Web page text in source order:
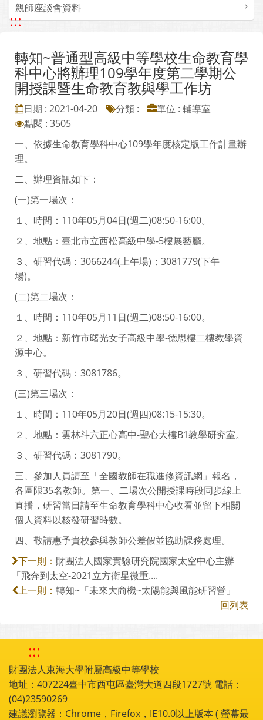
親師座談會資料
:::
轉知~普通型高級中等學校生命教育學
科中心將辦理109學年度第二學期公
開授課暨生命教育教與學工作坊
日期 : 2021-04-20 分類 :
單位 : 輔導室
點閱 : 3505
一、依據生命教育學科中心109學年度核定版工作計畫辦
理。
二、辦理資訊如下：
(一)第一場次：
１、時間：110年05月04日(週二)08:50-16:00。
２、地點：臺北市立西松高級中學-5樓展藝廳。
３、研習代碼：3066244(上午場)；3081779(下午
場)。
(二)第二場次：
１、時間：110年05月11日(週二)08:50-16:00。
２、地點：新竹市曙光女子高級中學-德思樓二樓教學資
源中心。
３、研習代碼：3081786。
(三)第三場次：
１、時間：110年05月20日(週四)08:15-15:30。
２、地點：雲林斗六正心高中-聖心大樓B1教學研究室。
３、研習代碼：3081790。
三、參加人員請至「全國教師在職進修資訊網」報名，
各區限35名教師。第一、二場次公開授課時段同步線上
直播，研習當日請至生命教育學科中心收看並留下相關
個人資料以核發研習時數。
四、敬請惠予貴校參與教師公差假並協助課務處理。
下一則： 財團法人國家實驗研究院國家太空中心主辦
「飛奔到太空-2021立方衛星微重....
上一則： 轉知~「未來大商機~太陽能與風能研習營」
回列表
:::
財團法人東海大學附屬高級中等學校
地址：407224臺中市西屯區臺灣大道四段1727號 電話：
(04)23590269
建議瀏覽器：Chrome，Firefox，IE10.0以上版本 ( 螢幕最